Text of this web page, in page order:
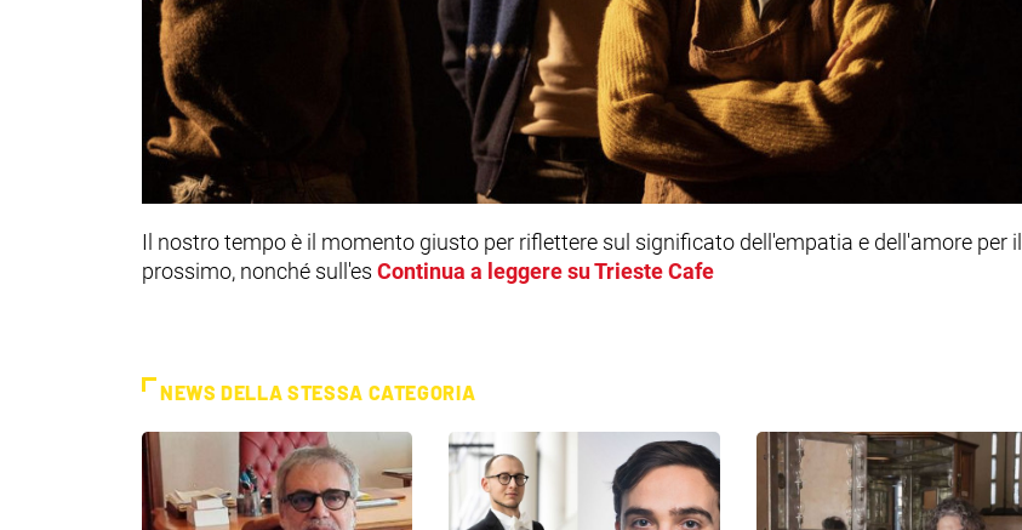
Il nostro tempo è il momento giusto per riflettere sul significato dell'empatia e dell'amore per il
prossimo, nonché sull'es Continua a leggere su Trieste Cafe
NEWS DELLA STESSA CATEGORIA